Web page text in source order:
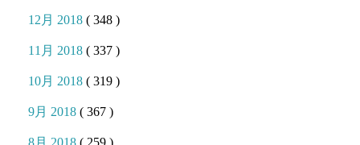
12月 2018( 348 )
11月 2018( 337 )
10月 2018( 319 )
9月 2018( 367 )
8月 2018( 259 )